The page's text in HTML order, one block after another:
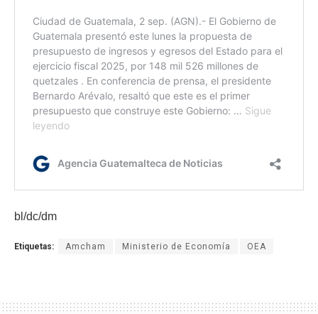
bl/dc/dm
Etiquetas: Amcham Ministerio de Economía OEA